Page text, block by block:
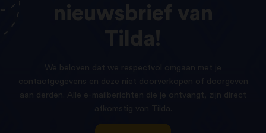
nieuwsbrief
van
Tilda!
We beloven dat we respectvol omgaan met je
contactgegevens en deze niet doorverkopen of doorgeven
aan derden. Alle e-mailberichten die je ontvangt, zijn direct
afkomstig van Tilda.